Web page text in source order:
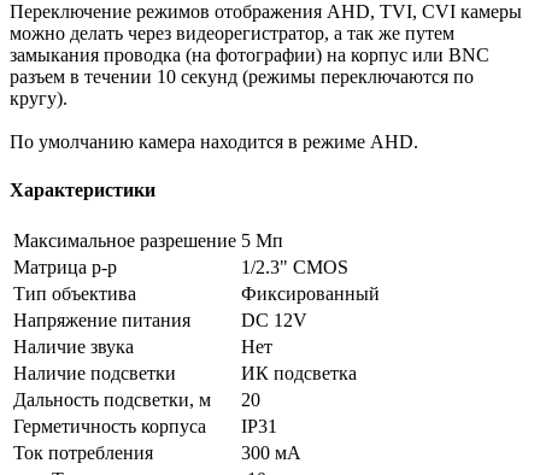
Переключение режимов отображения AHD, TVI, CVI камеры
можно делать через видеорегистратор, а так же путем
замыкания проводка (на фотографии) на корпус или BNC
разъем в течении 10 секунд (режимы переключаются по
кругу).
По умолчанию камера находится в режиме AHD.
Характеристики
Максимальное разрешение 5 Мп
Матрица р-р
1/2.3" CMOS
Тип объектива
Фиксированный
Напряжение питания
DC 12V
Наличие звука
Нет
Наличие подсветки
ИК подсветка
Дальность подсветки, м
20
Герметичность корпуса
IP31
Ток потребления
300 мА